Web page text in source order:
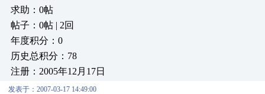
求助：0帖
帖子：0帖 | 2回
年度积分：0
历史总积分：78
注册：2005年12月17日
发表于：2007-03-17 14:49:00